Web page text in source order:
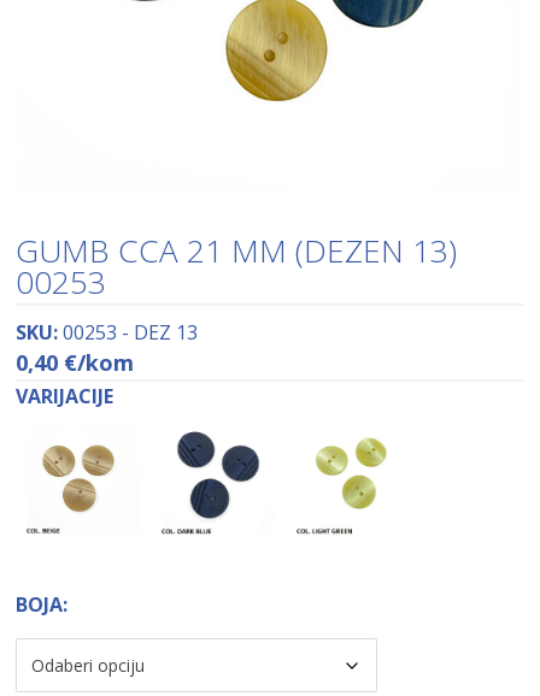
GUMB CCA 21 MM (DEZEN 13)
00253
SKU:00253 - DEZ 13
0,40 €/kom
VARIJACIJE
BOJA: